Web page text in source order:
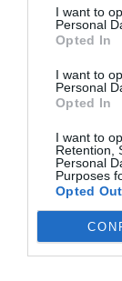
I want to
Personal
Opted In
I want to
Personal
Opted In
I want to
Retention,
Personal
Purposes
Opted Out
Σταύρος
Απριλίου
και
Σύστημα
Κεντρικής
έργο, που
πρόσφατη
οποίο